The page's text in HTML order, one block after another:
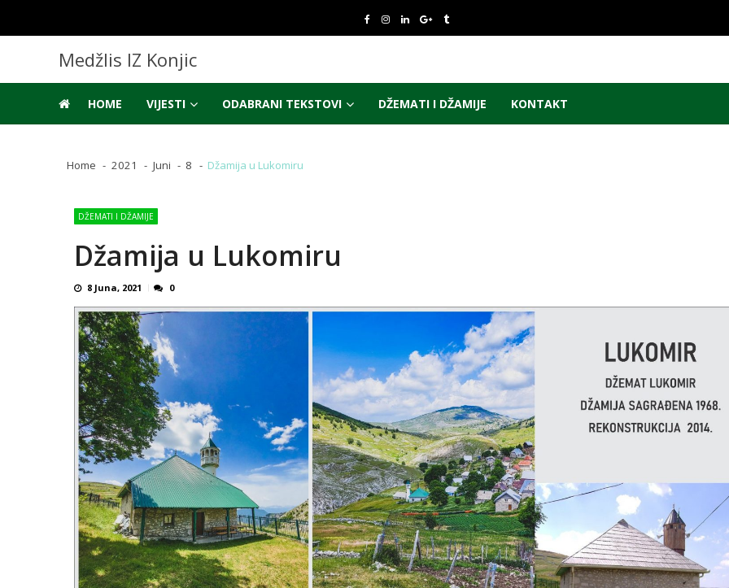
navigation
content
Medžlis IZ Konjic
HOME VIJESTI ODABRANI TEKSTOVI DŽEMATI I DŽAMIJE KONTAKT
Home 2021 Juni 8 Džamija u Lukomiru
DŽEMATI I DŽAMIJE
Džamija u Lukomiru
8 Juna, 2021 0